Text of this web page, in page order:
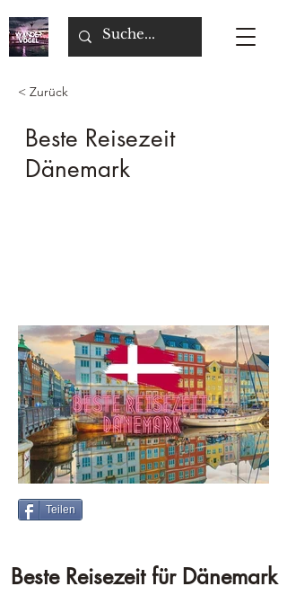
< Zurück
Beste Reisezeit
Dänemark
Teilen
Beste Reisezeit für Dänemark